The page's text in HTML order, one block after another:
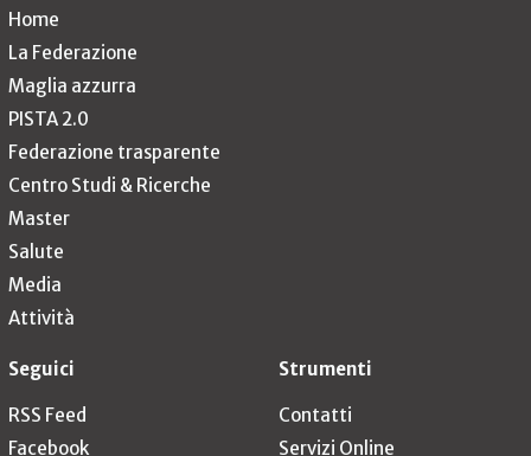
Home
La Federazione
Maglia azzurra
PISTA 2.0
Federazione trasparente
Centro Studi & Ricerche
Master
Salute
Media
Attività
Seguici
RSS Feed
Facebook
Strumenti
Contatti
Servizi Online